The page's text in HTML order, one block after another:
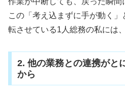
この「考え込まずに手が動く
転させている1人総務の私には
2. 他の業務との連携がと
から